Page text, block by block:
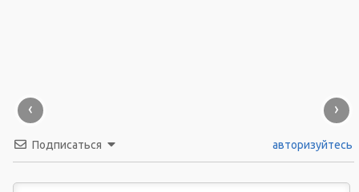
‹ ›
Подписаться авторизуйтесь